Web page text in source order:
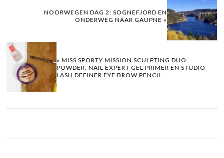
NOORWEGEN DAG 2: SOGNEFJORD EN
ONDERWEG NAAR GAUPNE »
« MISS SPORTY MISSION SCULPTING DUO
POWDER, NAIL EXPERT GEL PRIMER EN STUDIO
LASH DEFINER EYE BROW PENCIL